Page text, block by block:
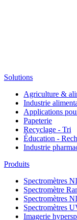
Solutions
Agriculture &
Industrie
Applications
Papeterie
Recyclage - Tri
Éducation -
Industrie
Produits
Spectromètres
Spectromètre
Spectromètres
Spectromètres
Imagerie